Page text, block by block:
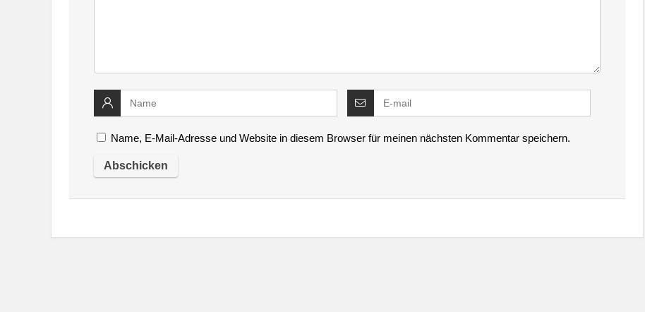
Name, E-Mail-Adresse und Website in diesem Browser für meinen nächsten Kommentar speichern.